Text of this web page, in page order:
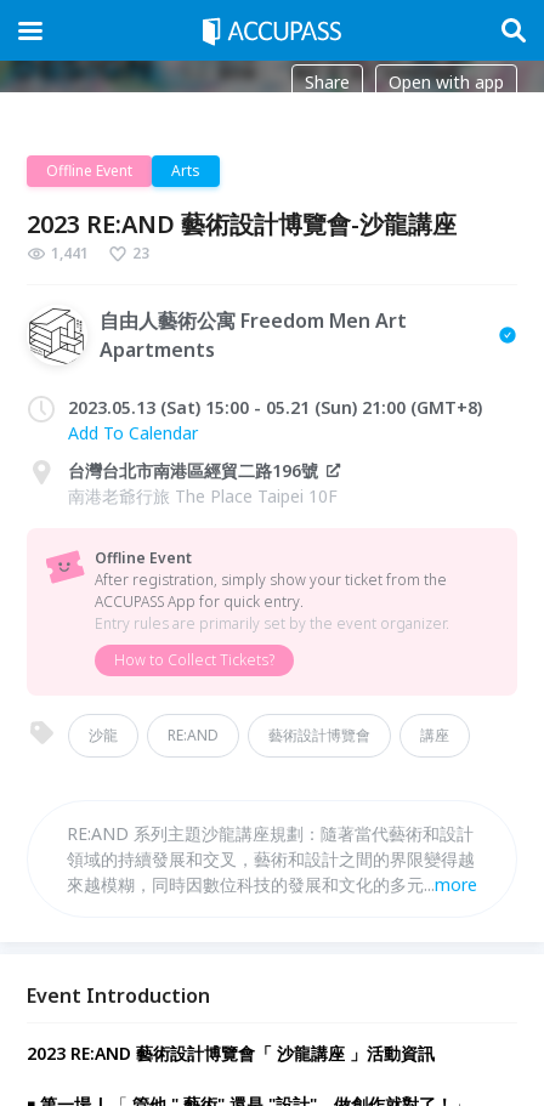
Share Open with app
Offline Event Arts
2023 RE:AND 藝術設計博覽會-沙龍講座
1,441 23
自由人藝術公寓 Freedom Men Art
Apartments
2023.05.13 (Sat) 15:00 - 05.21 (Sun) 21:00 (GMT+8)
Add To Calendar
台灣台北市南港區經貿二路196號
南港老爺行旅 The Place Taipei 10F
Offline Event
After registration, simply show your ticket from the
ACCUPASS App for quick entry.
Entry rules are primarily set by the event organizer.
How to Collect Tickets?
沙龍 RE:AND 藝術設計博覽會 講座
RE:AND 系列主題沙龍講座規劃：隨著當代藝術和設計
領域的持續發展和交叉，藝術和設計之間的界限變得越
來越模糊，同時因數位科技的發展和文化的多元性，更
引對藝術與設計有所關注的人士參與以外，同時更積極
力，進一步推動當代藝術和設計的發展和創新。
...more
Event Introduction
2023 RE:AND 藝術設計博覽會「 沙龍講座 」活動資訊